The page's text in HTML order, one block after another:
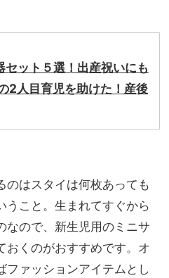
セット５選！出産祝いにも
2人目育児を助けた！産後
のはスタイは何枚あっても
うこと。生まれてすぐから
なので、新生児用のミニサ
おくのがおすすめです。オ
ファッションアイテムとし